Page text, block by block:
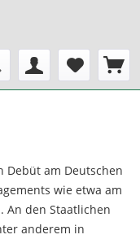
Debüt am Deutschen
wie etwa am
An den Staatlichen
anderem in